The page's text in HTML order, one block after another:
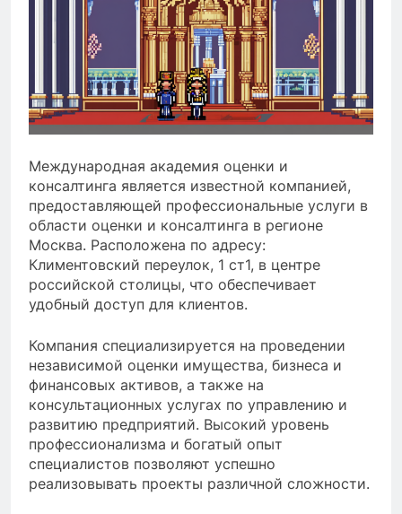
Международная академия оценки и
консалтинга является известной компанией,
предоставляющей профессиональные услуги в
области оценки и консалтинга в регионе
Москва. Расположена по адресу:
Климентовский переулок, 1 ст1, в центре
российской столицы, что обеспечивает
удобный доступ для клиентов.
Компания специализируется на проведении
независимой оценки имущества, бизнеса и
финансовых активов, а также на
консультационных услугах по управлению и
развитию предприятий. Высокий уровень
профессионализма и богатый опыт
специалистов позволяют успешно
реализовывать проекты различной сложности.